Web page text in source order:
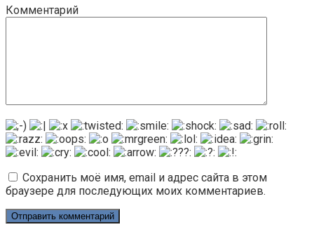
Комментарий
Сохранить моё имя, email и адрес сайта в этом
браузере для последующих моих комментариев.